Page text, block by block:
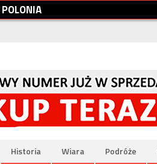
POLONIA
Historia Wiara Podróże